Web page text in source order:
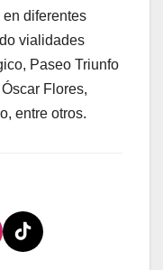
diferentes
vialidades
Paseo Triunfo
Flores,
entre otros.